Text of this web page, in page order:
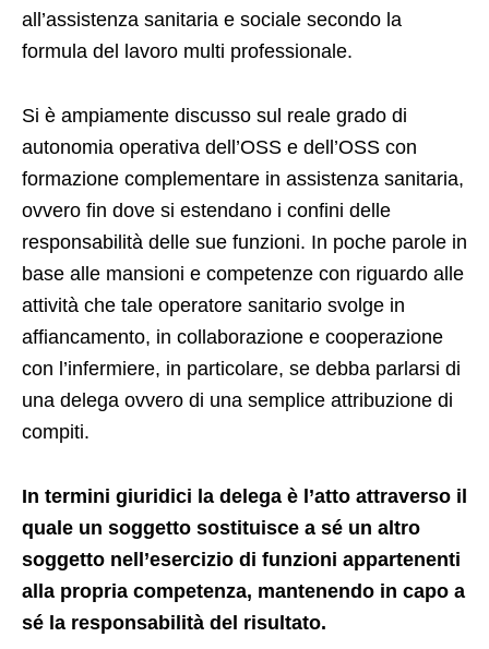
all’assistenza sanitaria e sociale secondo la
formula del lavoro multi professionale.
Si è ampiamente discusso sul reale grado di
autonomia operativa dell’OSS e dell’OSS con
formazione complementare in assistenza sanitaria,
ovvero fin dove si estendano i confini delle
responsabilità delle sue funzioni. In poche parole in
base alle mansioni e competenze con riguardo alle
attività che tale operatore sanitario svolge in
affiancamento, in collaborazione e cooperazione
con l’infermiere, in particolare, se debba parlarsi di
una delega ovvero di una semplice attribuzione di
compiti.
In termini giuridici la delega è l’atto attraverso il
quale un soggetto sostituisce a sé un altro
soggetto nell’esercizio di funzioni appartenenti
alla propria competenza, mantenendo in capo a
sé la responsabilità del risultato.